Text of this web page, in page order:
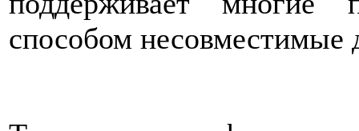
способом несовместимые